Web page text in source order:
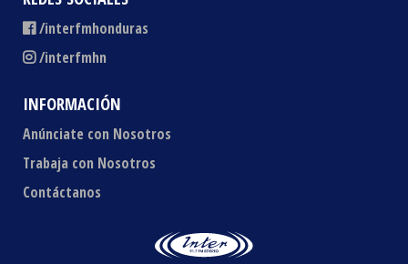
/interfmhonduras
/interfmhn
INFORMACIÓN
Anúnciate con Nosotros
Trabaja con Nosotros
Contáctanos